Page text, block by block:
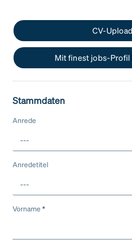
CV-Upload
Mit finest jobs-
Stammdaten
Anrede
---
Anredetitel
---
Vorname *